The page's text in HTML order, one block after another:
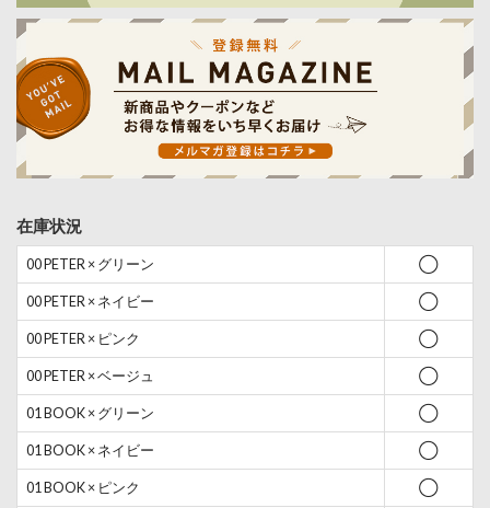
在庫状況
00 PETER × グリーン ◯
00 PETER × ネイビー ◯
00 PETER × ピンク ◯
00 PETER × ベージュ ◯
01 BOOK × グリーン ◯
01 BOOK × ネイビー ◯
01 BOOK × ピンク ◯